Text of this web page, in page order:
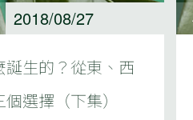
2018/08/27
生的？從東、西
選擇（下集）